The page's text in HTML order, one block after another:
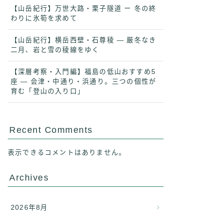
【山岳紀行】万世大路・栗子隧道 ー 冬の終
わりに氷筍を求めて
【山岳紀行】横岳西壁・石尊稜 ― 厳冬なき
二月、岩と雪の稜線をゆく
【深層考察・入門編】福島の低山おすすめ5
座 ― 会津・中通り・浜通り。三つの個性が
育む「登山の入り口」
Recent Comments
表示できるコメントはありません。
Archives
2026年8月